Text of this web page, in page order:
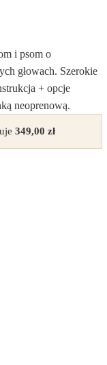
i psom o
głowach. Szerokie
+ opcje
neoprenową.
349,00 zł